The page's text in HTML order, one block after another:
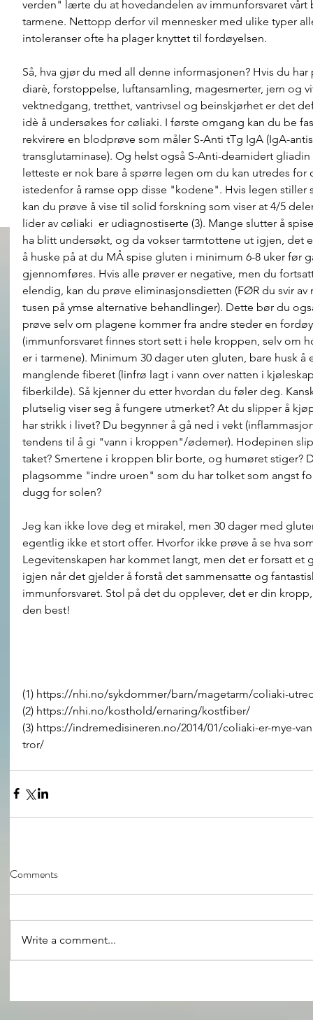
verden" lærte du at hovedandelen av immunforsvaret
tarmene. Nettopp derfor vil mennesker med ulike typer
intoleranser ofte ha plager knyttet til fordøyelsen.
Så, hva gjør du med all denne informasjonen? Hvis du
diarè, forstoppelse, luftansamling, magesmerter, jern og
vektnedgang, tretthet, vantrivsel og beinskjørhet er det
idè å undersøkes for cøliaki. I første omgang kan du be
rekvirere en blodprøve som måler S-Anti tTg IgA (IgA-
transglutaminase). Og helst også S-Anti-deamidert
letteste er nok bare å spørre legen om du kan utredes for
istedenfor å ramse opp disse "kodene". Hvis legen stiller
kan du prøve å vise til solid forskning som viser at 4/5
lider av cøliaki  er udiagnostiserte (3). Mange slutter å
ha blitt undersøkt, og da vokser tarmtottene ut igjen, det
å huske på at du MÅ spise gluten i minimum 6-8 uker før
gjennomføres. Hvis alle prøver er negative, men du
elendig, kan du prøve eliminasjonsdietten (FØR du svir
tusen på ymse alternative behandlinger). Dette bør du
prøve selv om plagene kommer fra andre steder en
(immunforsvaret finnes stort sett i hele kroppen, selv om
er i tarmene). Minimum 30 dager uten gluten, bare husk å
manglende fiberet (linfrø lagt i vann over natten i
fiberkilde). Så kjenner du etter hvordan du føler deg.
plutselig viser seg å fungere utmerket? At du slipper å
har strikk i livet? Du begynner å gå ned i vekt
tendens til å gi "vann i kroppen"/ødemer). Hodepinen
taket? Smertene i kroppen blir borte, og humøret stiger?
plagsomme "indre uroen" som du har tolket som angst
dugg for solen?
Jeg kan ikke love deg et mirakel, men 30 dager med
egentlig ikke et stort offer. Hvorfor ikke prøve å se hva
Legevitenskapen har kommet langt, men det er forsatt et
igjen når det gjelder å forstå det sammensatte og
immunforsvaret. Stol på det du opplever, det er din
den best!
(1) https://nhi.no/sykdommer/barn/magetarm/coliaki-
(2) https://nhi.no/kosthold/ernaring/kostfiber/
(3) https://indremedisineren.no/2014/01/coliaki-er-mye-
tror/
Comments
Write a comment...